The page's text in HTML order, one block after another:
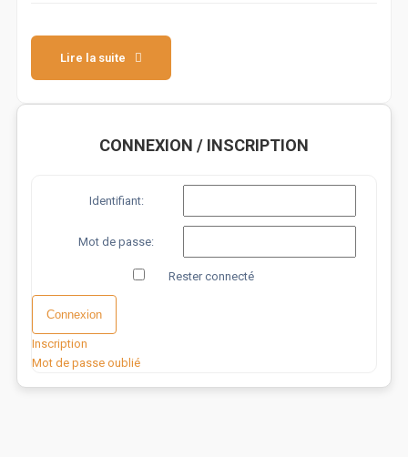
Lire la suite
CONNEXION / INSCRIPTION
Identifiant:
Mot de passe:
Rester connecté
Connexion
Inscription
Mot de passe oublié